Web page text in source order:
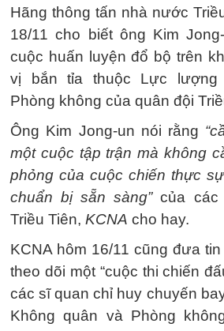
Hãng thông tấn nhà nước
18/11 cho biết ông Kim
cuộc huấn luyện đổ bộ trên
vị bắn tỉa thuộc Lực lượng
Phòng không của quân đội
Ông Kim Jong-un nói rằng
một cuộc tập trận mà không
phỏng của cuộc chiến thực
chuẩn bị sẵn sàng”của các
Triều Tiên, KCNA cho hay.
KCNA hôm 16/11 cũng đưa
theo dõi một “cuộc thi chiến
các sĩ quan chỉ huy chuyến
Không quân và Phòng